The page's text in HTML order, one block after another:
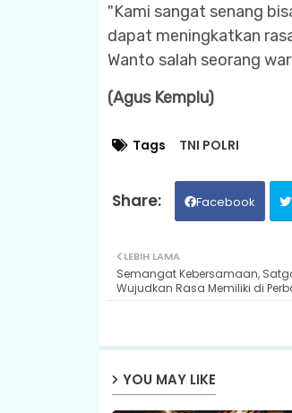
"Kami sangat senang
dapat meningkatkan
Wanto salah seorang
(Agus Kemplu)
Tags TNI POLRI
Facebook
LEBIH LAMA
Semangat Kebersamaan,
Wujudkan Rasa Memiliki di
YOU MAY LIKE